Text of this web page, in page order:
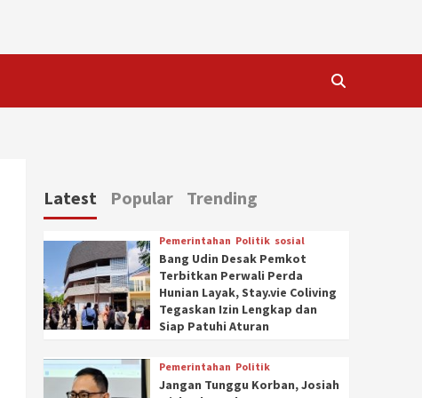
Latest Popular Trending
Pemerintahan Politik sosial
Bang Udin Desak Pemkot
Terbitkan Perwali Perda
Hunian Layak, Stay.vie Coliving
Tegaskan Izin Lengkap dan
Siap Patuhi Aturan
Pemerintahan Politik
Jangan Tunggu Korban, Josiah